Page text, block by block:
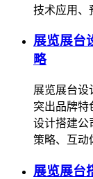
技术应用、
展览展台
略
展览展台设
突出品牌特
设计搭建公
策略、互动
展览展台